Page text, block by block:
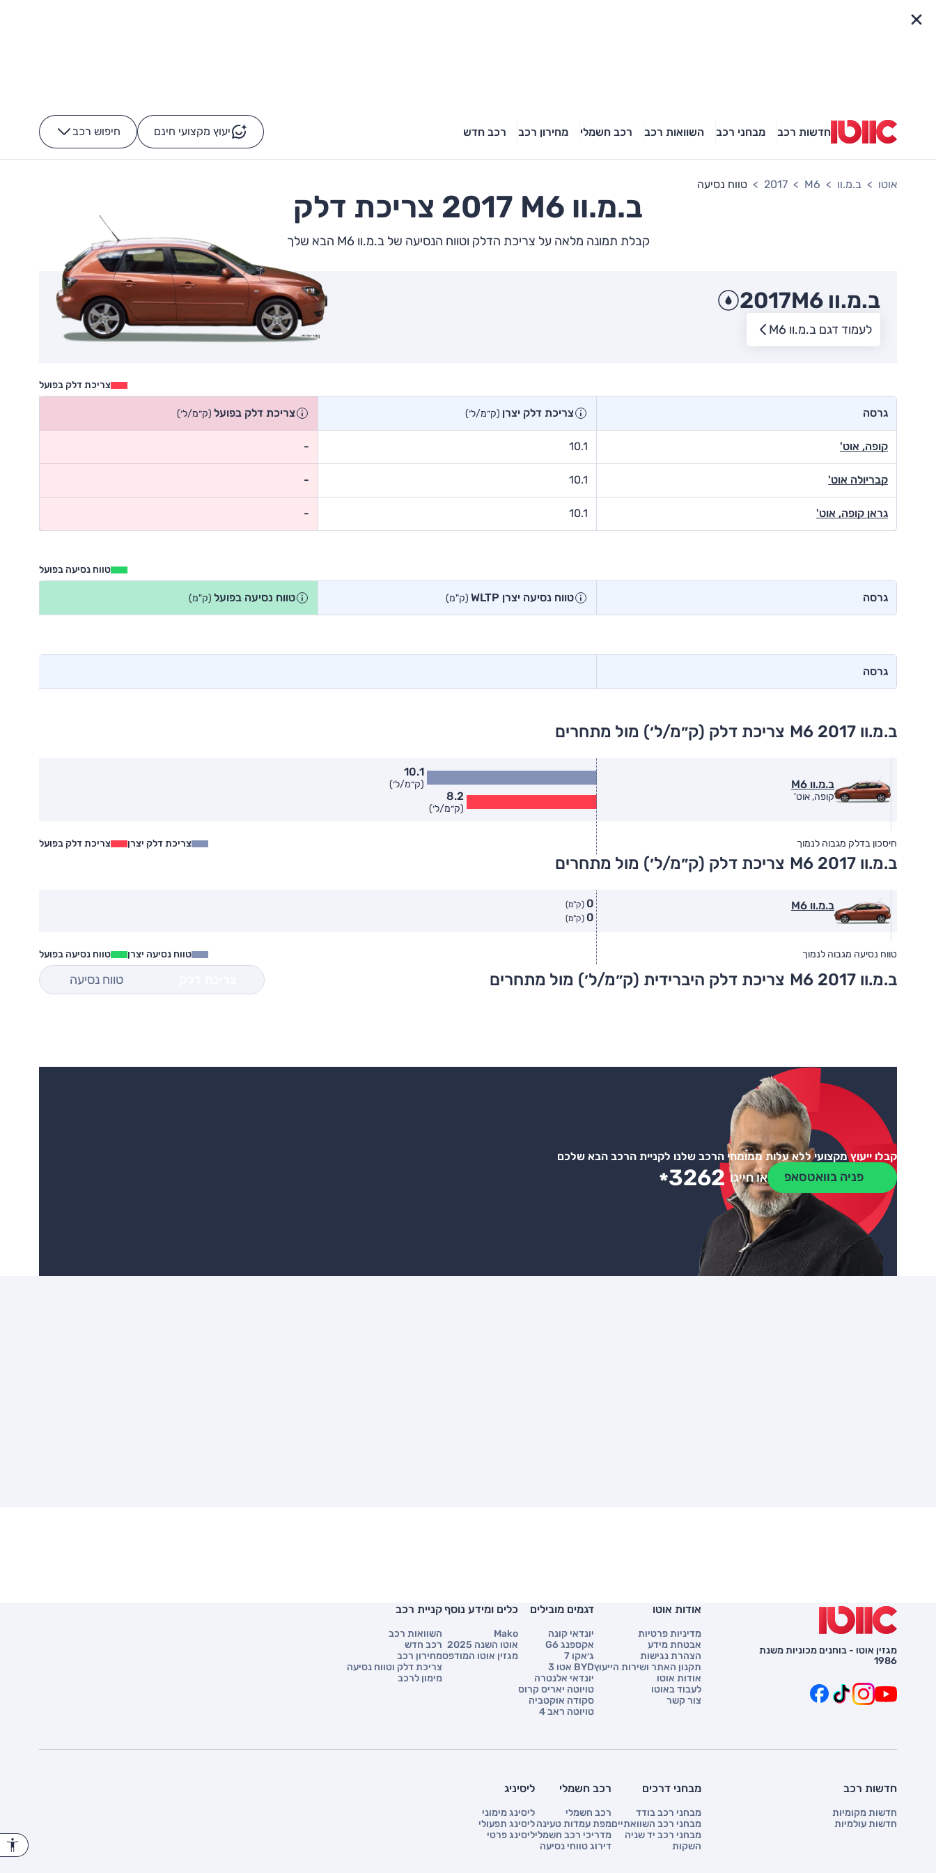
חדשות רכב מבחני רכב השוואות רכב רכב חשמלי מחירון רכב רכב חדש יעוץ מקצועי חינם חיפוש רכב -
אוטו ב.מ.וו M6
2017 טווח נסיעה
ב.מ.וו M6
קבלת תמונה מלאה על צריכת הדלק וטווח הנסיעה של ב.מ.וו M6 הבא שלך
ב.מ.וו M6 2017
לעמוד דגם ב.מ.וו M6
צריכת דלק בפועל
גרסה צריכת דלק יצרן (ק״מ/ל׳) צריכת דלק בפועל (ק״מ/ל׳)
קופה, אוט' 10.1
-
קבריולה אוט' 10.1
-
גראן קופה, אוט' 10.1
-
טווח נסיעה בפועל
גרסה טווח נסיעה יצרן WLTP (ק"מ) טווח נסיעה בפועל (ק"מ)
גרסה
ב.מ.וו M6 2017 צריכת דלק (ק״מ/ל׳) מול מתחרים
ב.מ.וו M6
קופה, אוט'
10.1
(ק״מ/ל׳)
8.2
(ק״מ/ל׳)
חיסכון בדלק מגבוה לנמוך צריכת דלק יצרן צריכת דלק בפועל
ב.מ.וו M6 2017 צריכת דלק (ק״מ/ל׳) מול מתחרים
ב.מ.וו M6 0 (ק"מ)
0 (ק"מ)
טווח נסיעה מגבוה לנמוך טווח נסיעה יצרן טווח נסיעה בפועל
ב.מ.וו M6 2017 צריכת דלק היברידית (ק״מ/ל׳) מול מתחרים טווח נסיעה
קבלו ייעוץ מקצועי ללא עלות ממומחי הרכב שלנו לקניית הרכב הבא שלכם
פניה בוואטסאפ או חייגו *3262
מגזין אוטו - בוחנים מכוניות משנת
1986
אודות אוטו
מדיניות פרטיות
אבטחת מידע
הצהרת נגישות
תקנון האתר ושירות הייעוץ
אודות אוטו
לעבוד באוטו
צור קשר
דגמים מובילים
יונדאי קונה
אקספנג G6
ג׳אקו 7
BYD אטו 3
יונדאי אלנטרה
טויוטה יאריס קרוס
סקודה אוקטביה
טויוטה ראב 4
כלים ומידע נוסף
Mako
אוטו השנה 2025
מגזין אוטו המודפס
קניית רכב
השוואות רכב
רכב חדש
מחירון רכב
צריכת דלק וטווח נסיעה
מימון לרכב
חדשות רכב
חדשות מקומיות
חדשות עולמיות
מבחני דרכים
מבחני רכב בודד
מבחני רכב השוואתיים
מבחני רכב יד שניה
השקות
רכב חשמלי
רכב חשמלי
מפת עמדות טעינה
מדריכי רכב חשמלי
דירוג טווחי נסיעה
ליסיניג
ליסינג מימוני
ליסינג תפעולי
ליסינג פרטי